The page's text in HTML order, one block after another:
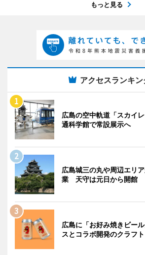
もっと見る
アクセスランキン
広島の空中軌道「スカイ
通科学館で常設展示へ
広島城三の丸や周辺エリ
業 天守は元日から開館
広島に「お好み焼きビー
スとコラボ開発のクラフ